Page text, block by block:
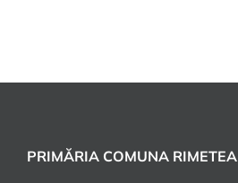
PRIMĂRIA COMUNA RIMETEA